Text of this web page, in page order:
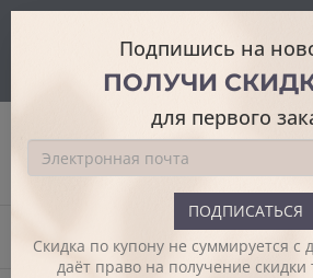
Подпишись на
ПОЛУЧИ
для первого
ПОДПИСАТЬСЯ
Скидка по купону не суммируется с
даёт право на получение скидки
Начало
пользовательского опыта и обеспечения
функциональности.Подробнее